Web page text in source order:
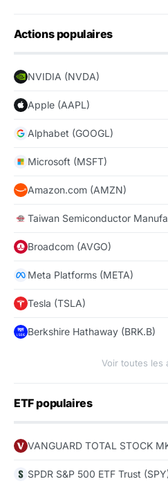
Actions populaires
NVIDIA (NVDA)
Apple (AAPL)
Alphabet (GOOGL)
Microsoft (MSFT)
Amazon.com (AMZN)
Taiwan Semiconductor
Broadcom (AVGO)
Meta Platforms (META)
Tesla (TSLA)
Berkshire Hathaway (BRK.B)
Voir toutes les
ETF populaires
VANGUARD TOTAL STOCK
SPDR S&P 500 ETF Trust